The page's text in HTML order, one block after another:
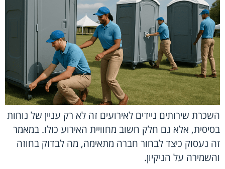
השכרת שירותים ניידים לאירועים זה לא רק עניין של נוחות
בסיסית, אלא גם חלק חשוב מחוויית האירוע כולו. במאמר
זה נעסוק כיצד לבחור חברה מתאימה, מה לבדוק בחוזה
והשמירה על הניקיון.